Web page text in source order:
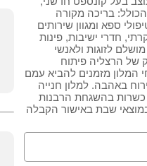
בריכה מקורה
ספא ומגוון שירותים
חדרי ישיבות, פינות
לזוגות ולאנשי
של הרצליה פיתוח
הים. אורחי המלון מזמנים להביא עמם
באהבה. למלון חנייה
כשרות בהשגחת הרבנות
עד שעה 14:00, עזיבה במוצאי שבת באישור הקבלה